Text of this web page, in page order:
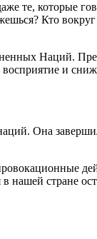
те, которые
Кто вокруг
Наций.
и
Она
стране